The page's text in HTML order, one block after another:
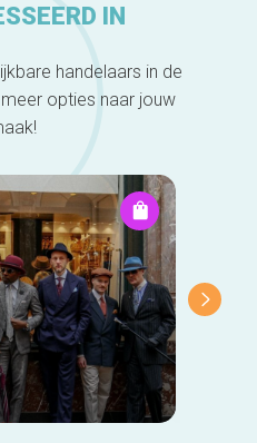
IN
handelaars in de
opties naar jouw